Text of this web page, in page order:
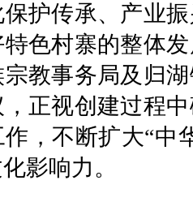
护传承、产业
色村寨的整体
教事务局及归
正视创建过程
，不断扩大“中
影响力。